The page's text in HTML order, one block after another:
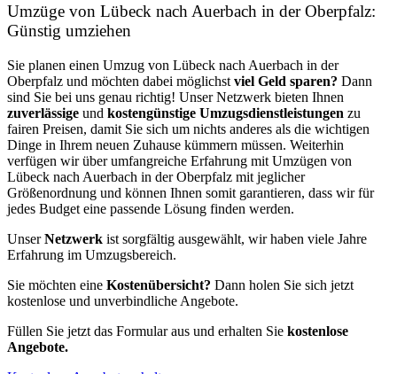
Umzüge von Lübeck nach Auerbach in der Oberpfalz:
Günstig umziehen
Sie planen einen Umzug von Lübeck nach Auerbach in der
Oberpfalz und möchten dabei möglichst viel Geld sparen? Dann
sind Sie bei uns genau richtig! Unser Netzwerk bieten Ihnen
zuverlässige und kostengünstige Umzugsdienstleistungen zu
fairen Preisen, damit Sie sich um nichts anderes als die wichtigen
Dinge in Ihrem neuen Zuhause kümmern müssen. Weiterhin
verfügen wir über umfangreiche Erfahrung mit Umzügen von
Lübeck nach Auerbach in der Oberpfalz mit jeglicher
Größenordnung und können Ihnen somit garantieren, dass wir für
jedes Budget eine passende Lösung finden werden.
UnserNetzwerk ist sorgfältig ausgewählt, wir haben viele Jahre
Erfahrung im Umzugsbereich.
Sie möchten eine Kostenübersicht? Dann holen Sie sich jetzt
kostenlose und unverbindliche Angebote.
Füllen Sie jetzt das Formular aus und erhalten Sie kostenlose
Angebote.